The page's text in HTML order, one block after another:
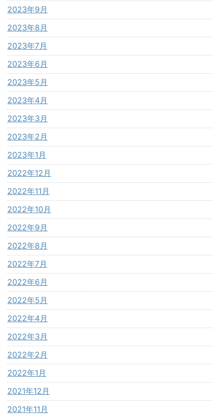
2023年9月
2023年8月
2023年7月
2023年6月
2023年5月
2023年4月
2023年3月
2023年2月
2023年1月
2022年12月
2022年11月
2022年10月
2022年9月
2022年8月
2022年7月
2022年6月
2022年5月
2022年4月
2022年3月
2022年2月
2022年1月
2021年12月
2021年11月